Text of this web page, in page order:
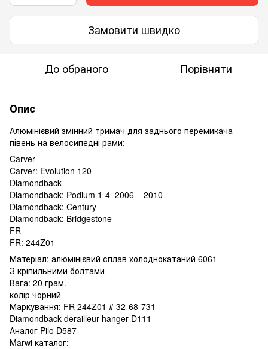
Замовити швидко
До обраного Порівняти
Опис
Алюмінієвий змінний тримач для заднього перемикача -
півень на велосипедні рами:
Carver
Carver: Evolution 120
Diamondback
Diamondback: Podium 1-4 2006 – 2010
Diamondback: Century
Diamondback: Bridgestone
FR
FR: 244Z01
Матеріал: алюмінієвий сплав холоднокатаний 6061
З кріпильними болтами
Вага: 20 грам.
колір чорний
Маркування: FR 244Z01 # 32-68-731
Diamondback derailleur hanger D111
Аналог Pilo D587
Marwi каталог: